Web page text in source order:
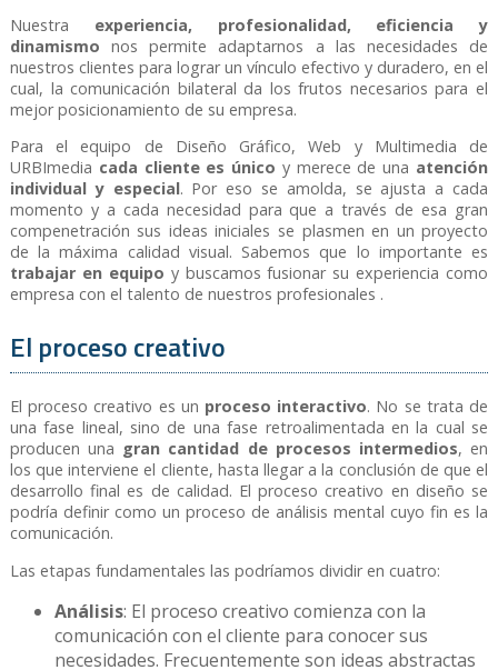
Nuestra experiencia, profesionalidad, eficiencia y
dinamismo nos permite adaptarnos a las necesidades de
nuestros clientes para lograr un vínculo efectivo y duradero, en el
cual, la comunicación bilateral da los frutos necesarios para el
mejor posicionamiento de su empresa.
Para el equipo de Diseño Gráfico, Web y Multimedia de
URBImedia cada cliente es único y merece de una atención
individual y especial. Por eso se amolda, se ajusta a cada
momento y a cada necesidad para que a través de esa gran
compenetración sus ideas iniciales se plasmen en un proyecto
de la máxima calidad visual. Sabemos que lo importante es
trabajar en equipo y buscamos fusionar su experiencia como
empresa con el talento de nuestros profesionales .
El proceso creativo
El proceso creativo es un proceso interactivo. No se trata de
una fase lineal, sino de una fase retroalimentada en la cual se
producen una gran cantidad de procesos intermedios, en
los que interviene el cliente, hasta llegar a la conclusión de que el
desarrollo final es de calidad. El proceso creativo en diseño se
podría definir como un proceso de análisis mental cuyo fin es la
comunicación.
Las etapas fundamentales las podríamos dividir en cuatro:
Análisis: El proceso creativo comienza con la
comunicación con el cliente para conocer sus
necesidades. Frecuentemente son ideas abstractas